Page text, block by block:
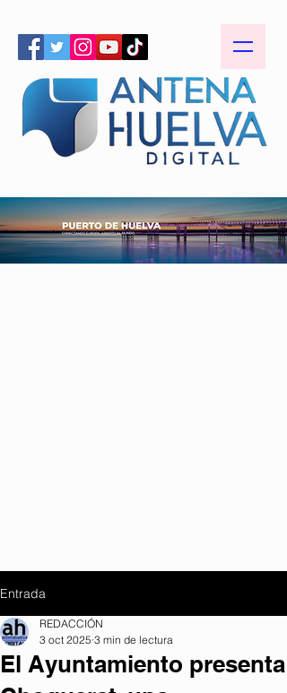
Entrada
El Ayuntamiento presenta
REDACCIÓN
3 oct 2025 3 min de lectura